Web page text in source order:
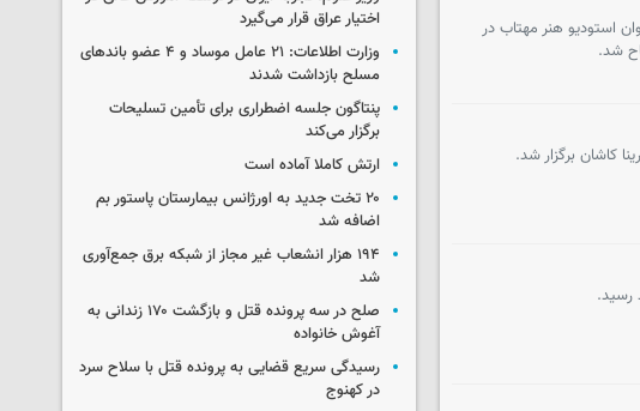
استودیو هنر مهتاب در
شد.
کاشان برگزار شد.
رسید.
اختیار عراق قرار می‌گیرد
وزارت اطلاعات: ۲۱ عامل موساد و ۴ عضو باندهای
مسلح بازداشت شدند
پنتاگون جلسه اضطراری برای تأمین تسلیحات
برگزار می‌کند
ارتش کاملا آماده است
۲۰ تخت جدید به اورژانس بیمارستان پاستور بم
اضافه شد
۱۹۴ هزار انشعاب غیر مجاز از شبکه برق جمع‌آوری
شد
صلح در سه پرونده قتل و بازگشت ۱۷۰ زندانی به
آغوش خانواده
رسیدگی سریع قضایی به پرونده قتل با سلاح سرد
در کهنوج